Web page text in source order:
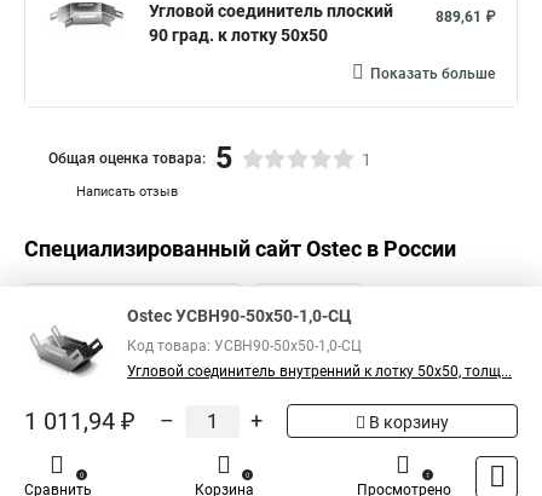
Угловой соединитель плоский
90 град. к лотку 50х50
889,61 ₽
Показать больше
Написать отзыв
Общая оценка товара: 5 1
Специализированный сайтOstec в России
Ostec УСВН90-50х50-1,0-СЦ
Код товара: УСВН90-50х50-1,0-СЦ
Угловой соединитель внутренний к лотку 50х50, толщ...
1 011,94 ₽ – + В корзину
Сравнить
0
Корзина
0
Просмотрено
1